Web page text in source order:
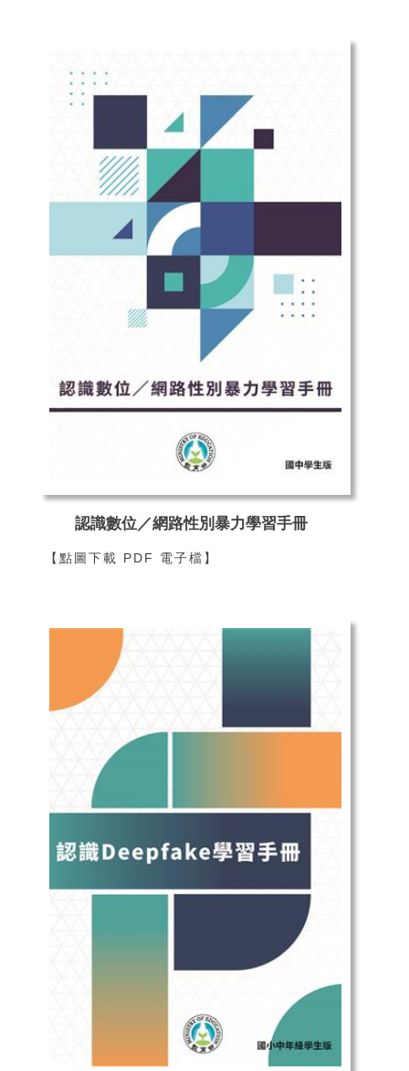
認識數位／網路性別暴力學習手冊
【點圖下載 PDF 電子檔】